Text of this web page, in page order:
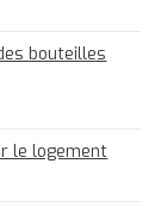
bouteilles
le logement